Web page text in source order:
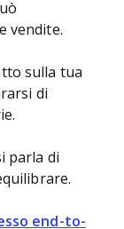
vendite.
sulla tua
di
parla di
end-to-